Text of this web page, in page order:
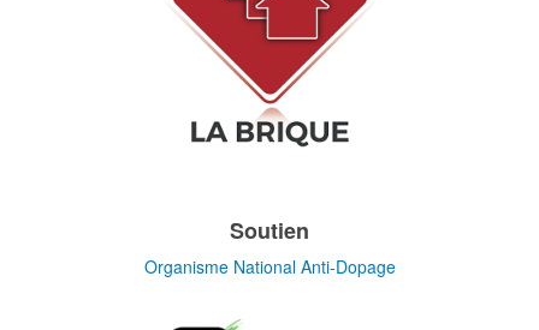
Soutien
Organisme National Anti-Dopage